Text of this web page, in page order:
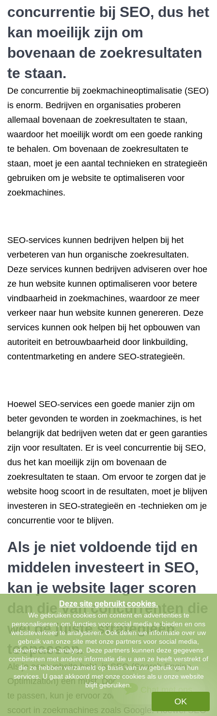
concurrentie bij SEO, dus het
kan moeilijk zijn om
bovenaan de zoekresultaten
te staan.
De concurrentie bij zoekmachineoptimalisatie (SEO)
is enorm. Bedrijven en organisaties proberen
allemaal bovenaan de zoekresultaten te staan,
waardoor het moeilijk wordt om een goede ranking
te behalen. Om bovenaan de zoekresultaten te
staan, moet je een aantal technieken en strategieën
gebruiken om je website te optimaliseren voor
zoekmachines.
SEO-services kunnen bedrijven helpen bij het
verbeteren van hun organische zoekresultaten.
Deze services kunnen bedrijven adviseren over hoe
ze hun website kunnen optimaliseren voor betere
vindbaarheid in zoekmachines, waardoor ze meer
verkeer naar hun website kunnen genereren. Deze
services kunnen ook helpen bij het opbouwen van
autoriteit en betrouwbaarheid door linkbuilding,
contentmarketing en andere SEO-strategieën.
Hoewel SEO-services een goede manier zijn om
beter gevonden te worden in zoekmachines, is het
belangrijk dat bedrijven weten dat er geen garanties
zijn voor resultaten. Er is veel concurrentie bij SEO,
dus het kan moeilijk zijn om bovenaan de
zoekresultaten te staan. Om ervoor te zorgen dat je
website hoog scoort in de resultaten, moet je blijven
investeren in SEO-strategieën en -technieken om je
concurrentie voor te blijven.
Als je niet voldoende tijd en
middelen investeert in SEO,
kan je website lager scoren
dan die van concurrenten die
wel de juiste strategieën
toepassen.
Als je een website hebt, is SEO (Search Engine
Optimization) een must. Door SEO strategieën toe
te passen, kun je ervoor zorgen dat je website hoger
scoort in zoekmachines zoals Google. Hoewel SEO
Chat met ons
Deze site gebruikt cookies.
We gebruiken cookies om content en advertenties te
personaliseren, om functies voor social media te bieden en ons
websiteverkeer te analyseren. Ook delen we informatie over uw
gebruik van onze site met onze partners voor social media,
adverteren en analyse. Deze partners kunnen deze gegevens
combineren met andere informatie die u aan ze heeft verstrekt of
die ze hebben verzameld op basis van uw gebruik van hun
services. U gaat akkoord met onze cookies als u onze website
blijft gebruiken.
OK